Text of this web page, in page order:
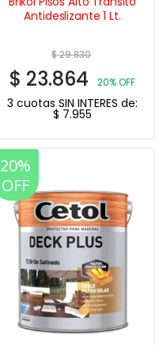
Antideslizante 1 Lt.
$29.830
$ 23.864 20% OFF
3 cuotas SIN INTERES de:
$ 7.955
20%
OFF